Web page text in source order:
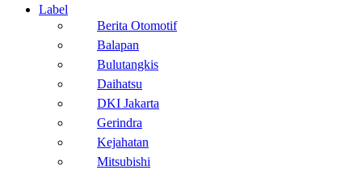
Label
Berita Otomotif
Balapan
Bulutangkis
Daihatsu
DKI Jakarta
Gerindra
Kejahatan
Mitsubishi